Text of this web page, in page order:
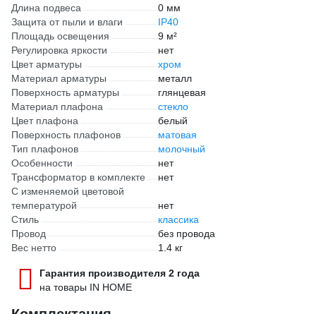
Длина подвеса
0 мм
Защита от пыли и влаги
IP40
Площадь освещения
9 м²
Регулировка яркости
нет
Цвет арматуры
хром
Материал арматуры
металл
Поверхность арматуры
глянцевая
Материал плафона
стекло
Цвет плафона
белый
Поверхность плафонов
матовая
Тип плафонов
молочный
Особенности
нет
Трансформатор в комплекте
нет
С изменяемой цветовой
температурой
нет
Стиль
классика
Провод
без провода
Вес нетто
1.4 кг
Гарантия производителя 2 года
на товары IN HOME